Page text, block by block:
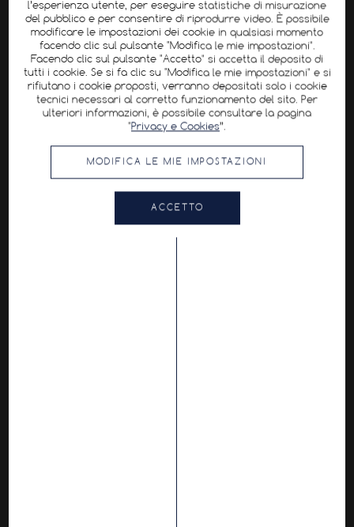
l’esperienza utente, per eseguire statistiche di misurazione
del pubblico e per consentire di riprodurre video. È possibile
modificare le impostazioni dei cookie in qualsiasi momento
facendo clic sul pulsante "Modifica le mie impostazioni".
Facendo clic sul pulsante "Accetto" si accetta il deposito di
tutti i cookie. Se si fa clic su "Modifica le mie impostazioni" e si
rifiutano i cookie proposti, verranno depositati solo i cookie
tecnici necessari al corretto funzionamento del sito. Per
ulteriori informazioni, è possibile consultare la pagina
"Privacy e Cookies”.
MODIFICA LE MIE IMPOSTAZIONI
ACCETTO